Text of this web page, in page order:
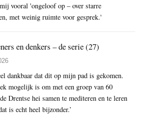
vooral 'ongeloof op – over starre
met weinig ruimte voor gesprek.'
en denkers – de serie (27)
dankbaar dat dit op mijn pad is gekomen.
mogelijk is om met een groep van 60
Drentse hei samen te mediteren en te leren
is echt heel bijzonder.’